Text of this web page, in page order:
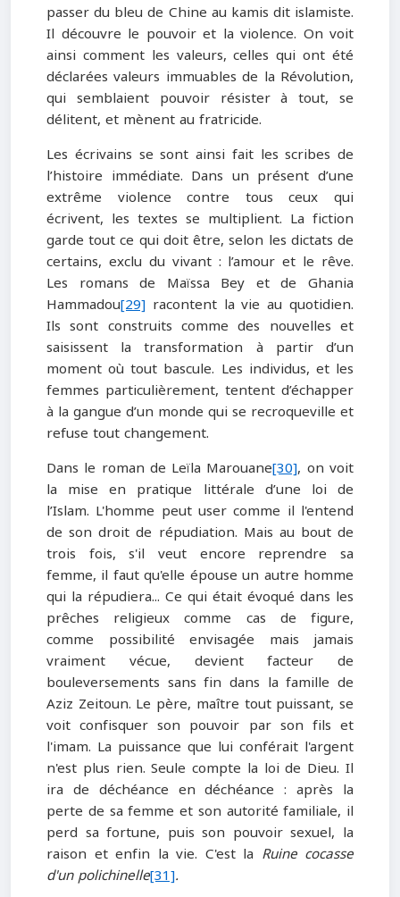
passer du bleu de Chine au kamis dit islamiste.
Il découvre le pouvoir et la violence. On voit
ainsi comment les valeurs, celles qui ont été
déclarées valeurs immuables de la Révolution,
qui semblaient pouvoir résister à tout, se
délitent, et mènent au fratricide.
Les écrivains se sont ainsi fait les scribes de
l’histoire immédiate. Dans un présent d’une
extrême violence contre tous ceux qui
écrivent, les textes se multiplient. La fiction
garde tout ce qui doit être, selon les dictats de
certains, exclu du vivant : l’amour et le rêve.
Les romans de Maïssa Bey et de Ghania
Hammadou[29] racontent la vie au quotidien.
Ils sont construits comme des nouvelles et
saisissent la transformation à partir d’un
moment où tout bascule. Les individus, et les
femmes particulièrement, tentent d’échapper
à la gangue d’un monde qui se recroqueville et
refuse tout changement.
Dans le roman de Leïla Marouane[30], on voit
la mise en pratique littérale d’une loi de
l’Islam. L'homme peut user comme il l'entend
de son droit de répudiation. Mais au bout de
trois fois, s'il veut encore reprendre sa
femme, il faut qu'elle épouse un autre homme
qui la répudiera... Ce qui était évoqué dans les
prêches religieux comme cas de figure,
comme possibilité envisagée mais jamais
vraiment vécue, devient facteur de
bouleversements sans fin dans la famille de
Aziz Zeitoun. Le père, maître tout puissant, se
voit confisquer son pouvoir par son fils et
l'imam. La puissance que lui conférait l'argent
n'est plus rien. Seule compte la loi de Dieu. Il
ira de déchéance en déchéance : après la
perte de sa femme et son autorité familiale, il
perd sa fortune, puis son pouvoir sexuel, la
raison et enfin la vie. C'est la Ruinecocasse
d'un polichinelle[31].